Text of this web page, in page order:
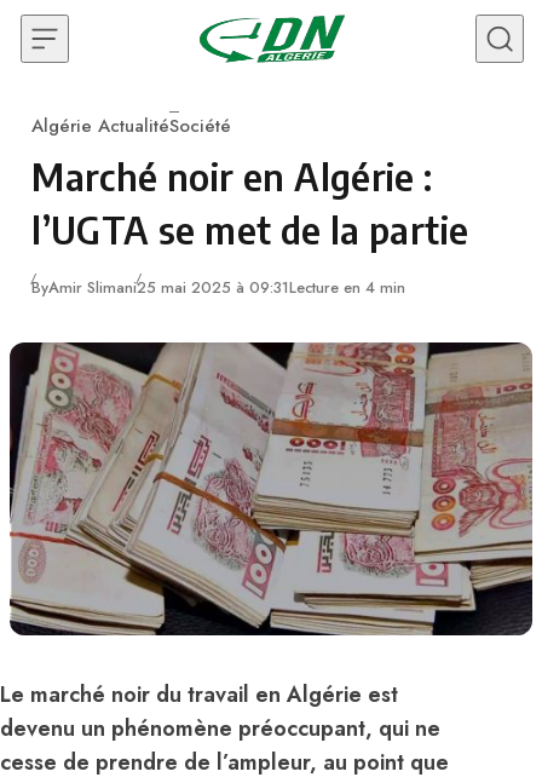
Skip to content
Category
Algérie ActualitéSociété
Marché noir en Algérie :
l’UGTA se met de la partie
ByAmir Slimani25 mai 2025 à 09:31Lecture en 4 min
Le marché noir du travail en Algérie est
devenu un phénomène préoccupant, qui ne
cesse de prendre de l’ampleur, au point que